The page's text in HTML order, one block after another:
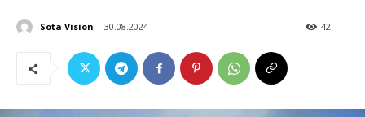
Sota Vision 30.08.2024 42